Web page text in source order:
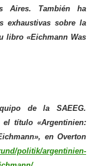
Aires. También ha
exhaustivas sobre la
libro «Eichmann Was
de la SAEEG.
el título «Argentinien:
en Overton
politik/argentinien-